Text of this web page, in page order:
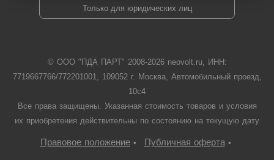
Только для юридических лиц
© ООО "ПДА ПАРТ" 2008-2026neovolt.ru, ИНН:
7719667766/772201001, 109052 г. Москва, Автомобильный проезд,
10с4
Все права защищены. Указанная стоимость товаров и условия
их приобретения действительны по состоянию на текущую дату
Правовое положение• Публичная оферта•